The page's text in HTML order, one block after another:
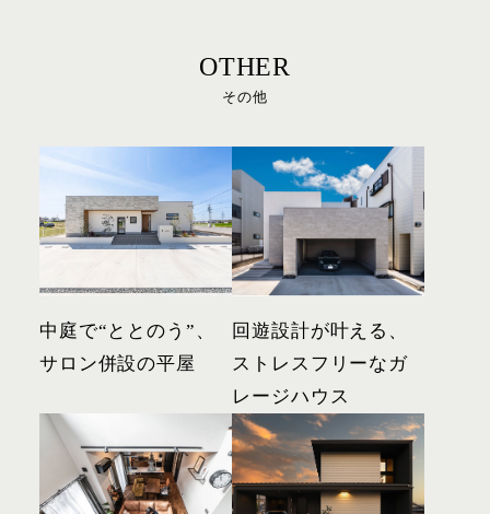
OTHER
その他
中庭で“ととのう”、
サロン併設の平屋
回遊設計が叶える、
ストレスフリーなガ
レージハウス